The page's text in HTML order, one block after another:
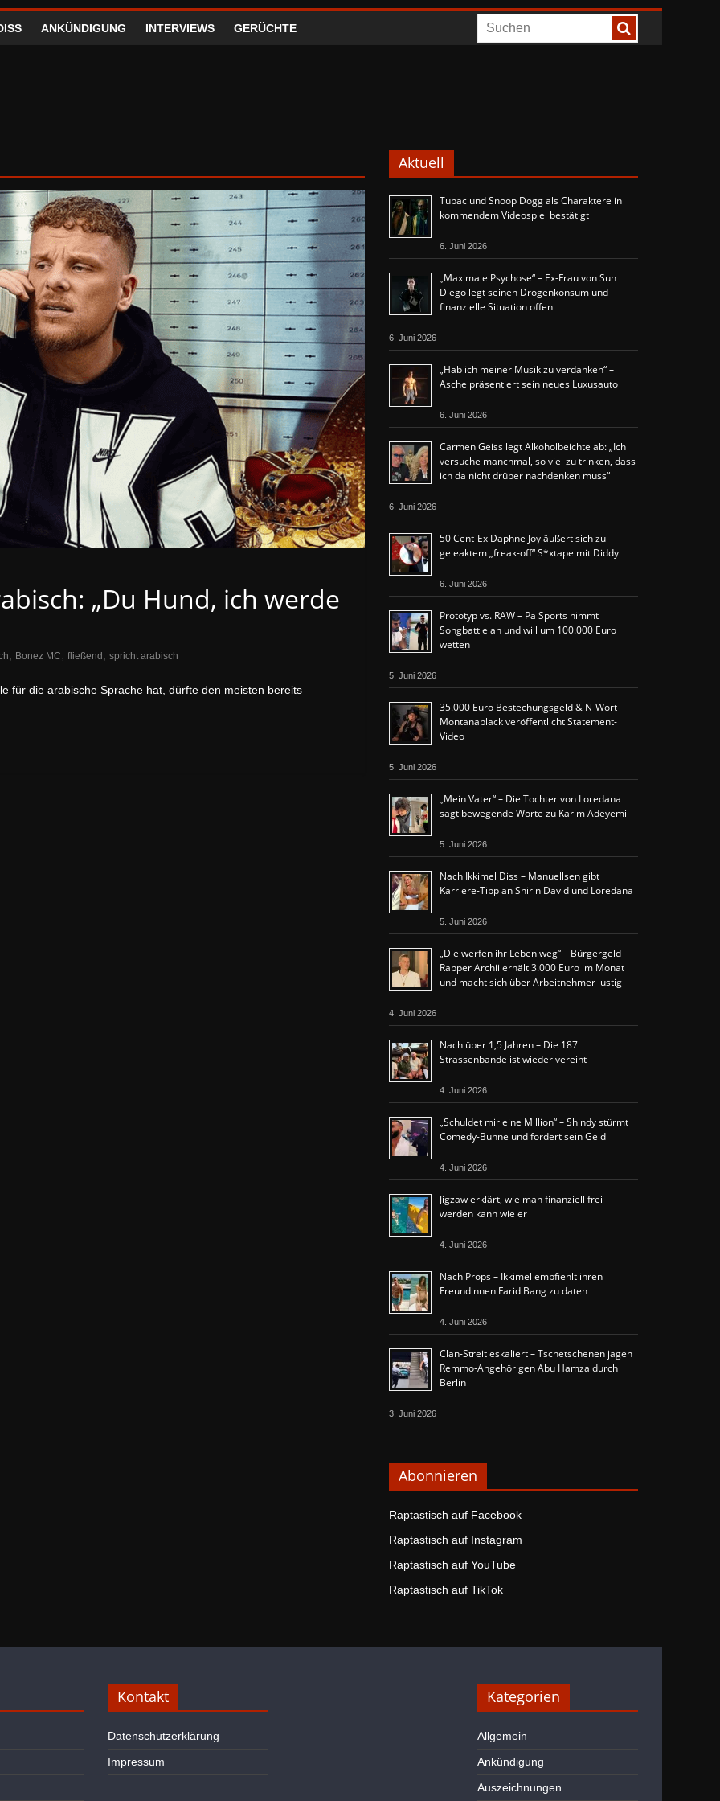
ANKÜNDIGUNG INTERVIEWS GERÜCHTE
„Du Hund, ich werde
, Bonez MC, fließend , spricht arabisch
für die arabische Sprache hat, dürfte den meisten bereits
Aktuell
Tupac und Snoop Dogg als Charaktere in
kommendem Videospiel bestätigt
6. Juni 2026
„Maximale Psychose“ – Ex-Frau von Sun
Diego legt seinen Drogenkonsum und
finanzielle Situation offen
6. Juni 2026
„Hab ich meiner Musik zu verdanken“ –
Asche präsentiert sein neues Luxusauto
6. Juni 2026
Carmen Geiss legt Alkoholbeichte ab: „Ich
versuche manchmal, so viel zu trinken, dass
ich da nicht drüber nachdenken muss“
6. Juni 2026
50 Cent-Ex Daphne Joy äußert sich zu
geleaktem „freak-off“ S*xtape mit Diddy
6. Juni 2026
Prototyp vs. RAW – Pa Sports nimmt
Songbattle an und will um 100.000 Euro
wetten
5. Juni 2026
35.000 Euro Bestechungsgeld & N-Wort –
Montanablack veröffentlicht Statement-
Video
5. Juni 2026
„Mein Vater“ – Die Tochter von Loredana
sagt bewegende Worte zu Karim Adeyemi
5. Juni 2026
Nach Ikkimel Diss – Manuellsen gibt
Karriere-Tipp an Shirin David und Loredana
5. Juni 2026
„Die werfen ihr Leben weg“ – Bürgergeld-
Rapper Archii erhält 3.000 Euro im Monat
und macht sich über Arbeitnehmer lustig
4. Juni 2026
Nach über 1,5 Jahren – Die 187
Strassenbande ist wieder vereint
4. Juni 2026
„Schuldet mir eine Million“ – Shindy stürmt
Comedy-Bühne und fordert sein Geld
4. Juni 2026
Jigzaw erklärt, wie man finanziell frei
werden kann wie er
4. Juni 2026
Nach Props – Ikkimel empfiehlt ihren
Freundinnen Farid Bang zu daten
4. Juni 2026
Clan-Streit eskaliert – Tschetschenen jagen
Remmo-Angehörigen Abu Hamza durch
Berlin
3. Juni 2026
Abonnieren
Raptastisch auf Facebook
Raptastisch auf Instagram
Raptastisch auf YouTube
Raptastisch auf TikTok
Kontakt
Datenschutzerklärung
Impressum
Kategorien
Allgemein
Ankündigung
Auszeichnungen